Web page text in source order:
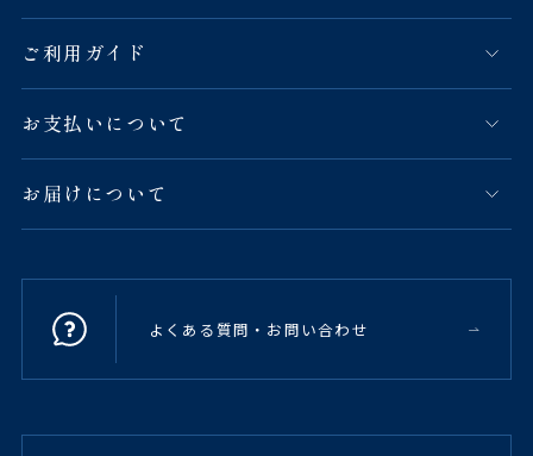
ご利用ガイド
お支払いについて
お届けについて
よくある質問・お問い合わせ